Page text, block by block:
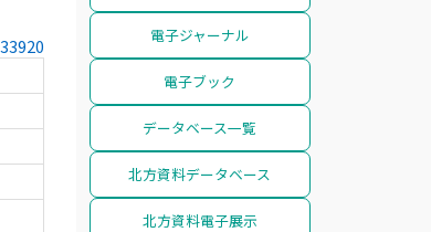
電子ジャーナル
電子ブック
データベース一覧
北方資料データベース
北方資料電子展示